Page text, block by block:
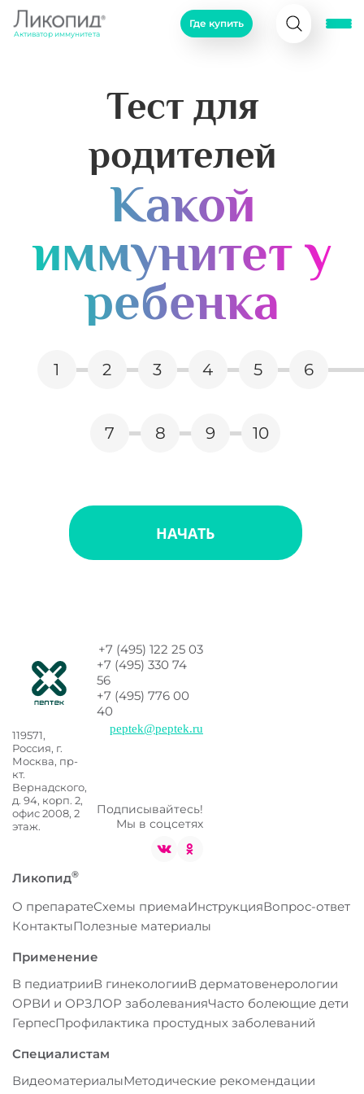
Активатор иммунитета
Где купить
Тест для
родителей
Какой
иммунитет у
ребенка
1 2 3 4 5 6
7 8 9 10
119571,
Россия, г.
Москва, пр-
кт.
Вернадского,
д. 94, корп. 2,
офис 2008, 2
этаж.
+7 (495) 122 25 03
+7 (495) 330 74
56
+7 (495) 776 00
40
peptek@peptek.ru
Подписывайтесь!
Мы в соцсетях
Ликопид®
О препаратеСхемы приемаИнструкцияВопрос-ответ
КонтактыПолезные материалы
Применение
В педиатрииВ гинекологииВ дерматовенерологии
ОРВИ и ОРЗЛОР заболеванияЧасто болеющие дети
ГерпесПрофилактика простудных заболеваний
Специалистам
ВидеоматериалыМетодические рекомендации